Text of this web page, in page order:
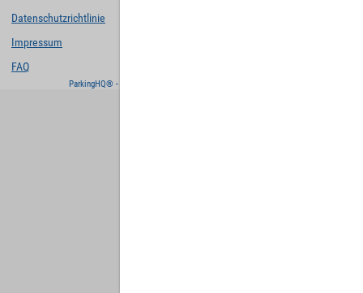
Datenschutzrichtlinie
Impressum
FAQ
ParkingHQ® - eine Lösung von